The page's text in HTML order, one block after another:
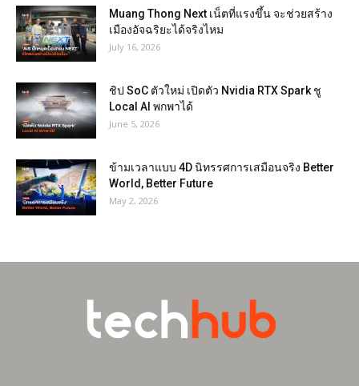
Muang Thong Next เน็ตที่แรงขึ้น จะช่วยสร้าง
เมืองอัจฉริยะได้จริงไหม
July 16, 2026
ชิป SoC ตัวใหม่ เปิดตัว Nvidia RTX Spark ชู
Local AI พกพาได้
June 5, 2026
ข้ามเวลาแบบ 4D นิทรรศการเสมือนจริง Better
World, Better Future
May 2, 2026